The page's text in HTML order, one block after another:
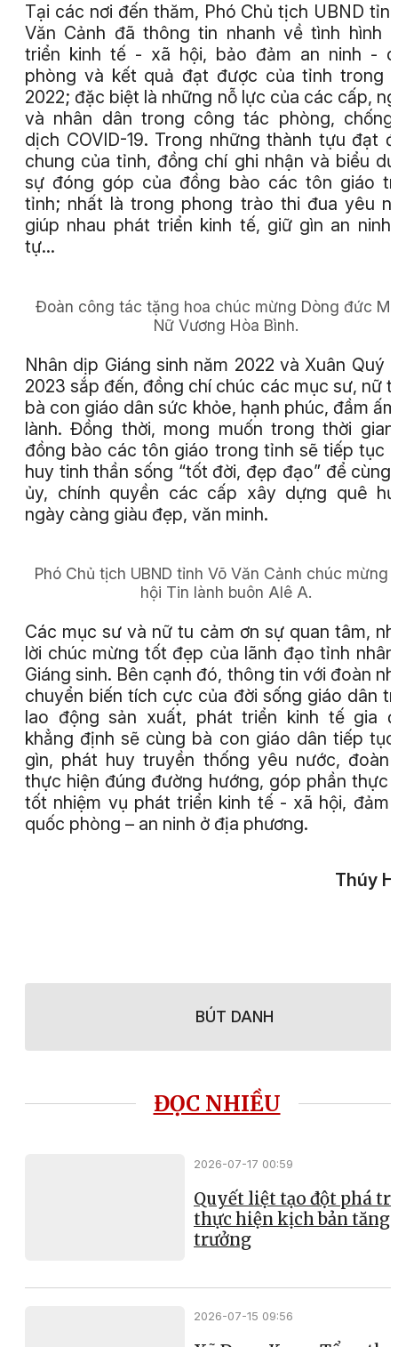
Tại các nơi đến thăm, Phó Chủ tịch UBND
Văn Cảnh đã thông tin nhanh về tình hình
triển kinh tế - xã hội, bảo đảm an ninh -
phòng và kết quả đạt được của tỉnh trong
2022; đặc biệt là những nỗ lực của các cấp,
và nhân dân trong công tác phòng,
dịch COVID-19. Trong những thành tựu đạt
chung của tỉnh, đồng chí ghi nhận và biểu
sự đóng góp của đồng bào các tôn giáo
tỉnh; nhất là trong phong trào thi đua yêu
giúp nhau phát triển kinh tế, giữ gìn an ninh
tự…
Đoàn công tác tặng hoa chúc mừng Dòng đức
Nữ Vương Hòa Bình.
Nhân dịp Giáng sinh năm 2022 và Xuân Quý
2023 sắp đến, đồng chí chúc các mục sư, nữ
bà con giáo dân sức khỏe, hạnh phúc, đầm
lành. Đồng thời, mong muốn trong thời
đồng bào các tôn giáo trong tỉnh sẽ tiếp tục
huy tinh thần sống “tốt đời, đẹp đạo” để cùng
ủy, chính quyền các cấp xây dựng quê
ngày càng giàu đẹp, văn minh.
Phó Chủ tịch UBND tỉnh Võ Văn Cảnh chúc mừng
hội Tin lành buôn Alê A.
Các mục sư và nữ tu cảm ơn sự quan tâm,
lời chúc mừng tốt đẹp của lãnh đạo tỉnh
Giáng sinh. Bên cạnh đó, thông tin với đoàn
chuyển biến tích cực của đời sống giáo dân
lao động sản xuất, phát triển kinh tế gia
khẳng định sẽ cùng bà con giáo dân tiếp
gìn, phát huy truyền thống yêu nước, đoàn
thực hiện đúng đường hướng, góp phần thực
tốt nhiệm vụ phát triển kinh tế - xã hội, đảm
quốc phòng – an ninh ở địa phương.
Thúy
BÚT DANH
ĐỌC NHIỀU
2026-07-17 00:59
Quyết liệt tạo đột phá
thực hiện kịch bản tăng
trưởng
2026-07-15 09:56